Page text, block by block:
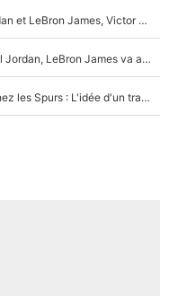
De la NBA au cinéma : Comme Michael Jordan et LeBron James, Victor Wembanyama rêve d'une carrière d'acteur !
The Last Dance sur Netflix : Comme Michael Jordan, LeBron James va avoir le droit à sa série !
Stephen Curry avec Victor Wembanyama chez les Spurs : L'idée d'un trade historique est lancée en NBA !